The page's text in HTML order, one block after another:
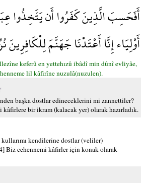
أَفَحَسِبَ الَّذِينَ كَفَرُوا أَن يَتَّخِذُوا
أَوْلِيَاء إِنَّا أَعْتَدْنَا جَهَنَّمَ لِلْكَافِرِينَ
keferû en yettehızû ibâdî min dûnî evliyâe,
lil kâfirîne nuzulâ(nuzulen).
başka dostlar edineceklerini mi zannettiler?
bir ikram (kalacak yer) olarak hazırladık.
kullarımı kendilerine dostlar (veliler)
Biz cehennemi kâfirler için konak olarak